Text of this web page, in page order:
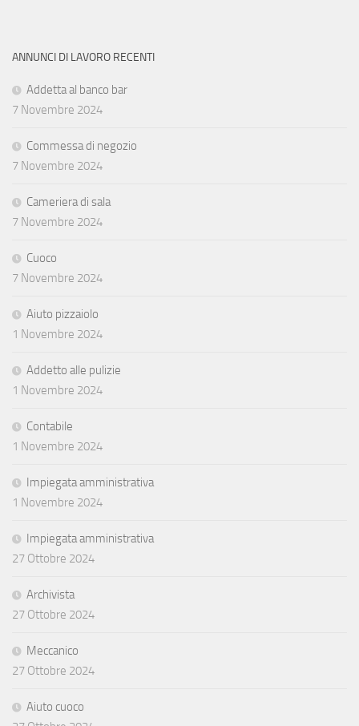
ANNUNCI DI LAVORO RECENTI
Addetta al banco bar
7 Novembre 2024
Commessa di negozio
7 Novembre 2024
Cameriera di sala
7 Novembre 2024
Cuoco
7 Novembre 2024
Aiuto pizzaiolo
1 Novembre 2024
Addetto alle pulizie
1 Novembre 2024
Contabile
1 Novembre 2024
Impiegata amministrativa
1 Novembre 2024
Impiegata amministrativa
27 Ottobre 2024
Archivista
27 Ottobre 2024
Meccanico
27 Ottobre 2024
Aiuto cuoco